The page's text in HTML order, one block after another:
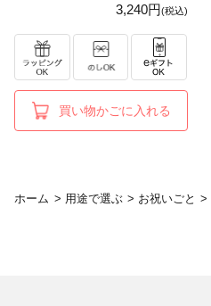
3,240円(税込)
買い物かごに入れる
ホーム > 用途で選ぶ > お祝いごと >